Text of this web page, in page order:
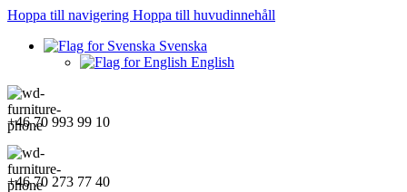
Hoppa till navigering Hoppa till huvudinnehåll
Svenska
English
+46 70 993 99 10
+46 70 273 77 40